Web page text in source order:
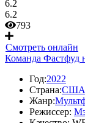
6.2
6.2
793
Смотреть онлайн
Команда Фастфуд
Год:2022
Страна:США
Жанр:
Режиссер: